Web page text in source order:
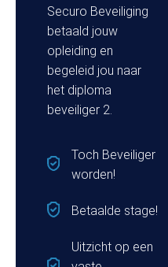
Securo Beveiliging
betaald jouw
opleiding en
begeleid jou naar
het diploma
beveiliger 2.
Toch Beveiliger
worden!
Betaalde stage!
Uitzicht op een